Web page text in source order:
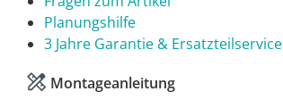
Planungshilfe
3 Jahre Garantie & Ersatzteilservice
Montageanleitung